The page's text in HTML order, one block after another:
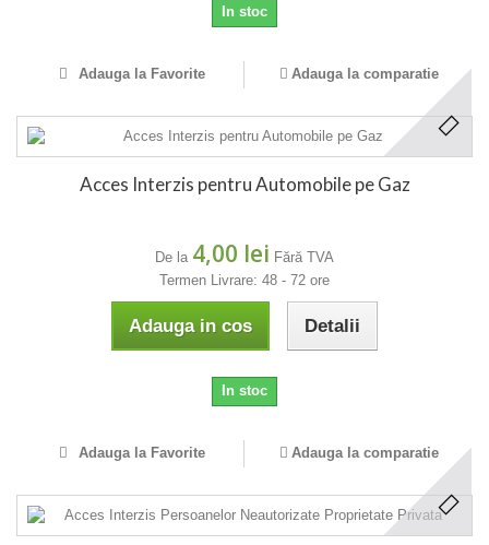
In stoc
Adauga la Favorite Adauga la comparatie
Acces Interzis pentru Automobile pe Gaz
De la 4,00 lei Fără TVA
Termen Livrare: 48 - 72 ore
Adauga in cos Detalii
In stoc
Adauga la Favorite Adauga la comparatie